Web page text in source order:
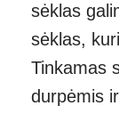
sėklas
sėklas,
Tinkamas
durpėmis